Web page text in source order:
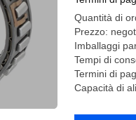
Quantità di
Prezzo:
Imballaggi
Tempi di
Termini di
Capacità di